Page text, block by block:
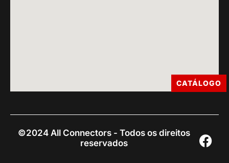
©2024 All Connectors - Todos os direitos
reservados
CATÁLOGO